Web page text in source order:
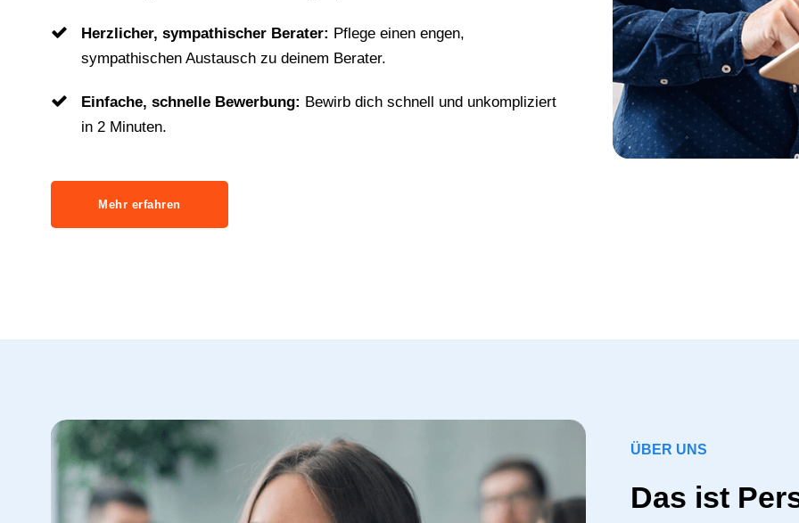
Herzlicher, sympathischer Berater: Pflege einen engen,
sympathischen Austausch zu deinem Berater.
Einfache, schnelle Bewerbung: Bewirb dich schnell und unkompliziert
in 2 Minuten.
Mehr erfahren
ÜBER UNS
Das ist